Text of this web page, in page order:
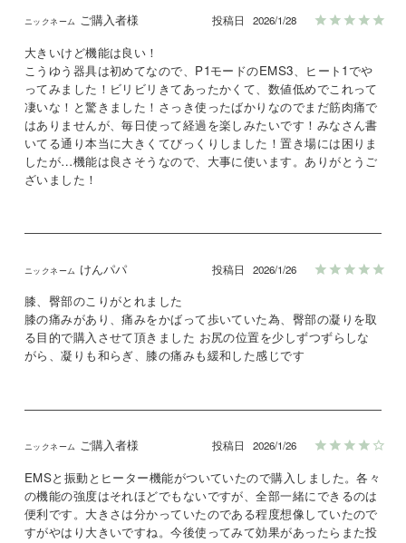
ご購入者様 投稿日 2026/1/28
大きいけど機能は良い！
こうゆう器具は初めてなので、P1モードのEMS3、ヒート1でや
ってみました！ビリビリきてあったかくて、数値低めでこれって
凄いな！と驚きました！さっき使ったばかりなのでまだ筋肉痛で
はありませんが、毎日使って経過を楽しみたいです！みなさん書
いてる通り本当に大きくてびっくりしました！置き場には困りま
したが…機能は良さそうなので、大事に使います。ありがとうご
ざいました！
けんパパ 投稿日 2026/1/26
膝、臀部のこりがとれました
膝の痛みがあり、痛みをかばって歩いていた為、臀部の凝りを取
る目的で購入させて頂きました お尻の位置を少しずつずらしな
がら、凝りも和らぎ、膝の痛みも緩和した感じです
ご購入者様 投稿日 2026/1/26
EMSと振動とヒーター機能がついていたので購入しました。各々
の機能の強度はそれほどでもないですが、全部一緒にできるのは
便利です。大きさは分かっていたのである程度想像していたので
すがやはり大きいですね。今後使ってみて効果があったらまた投